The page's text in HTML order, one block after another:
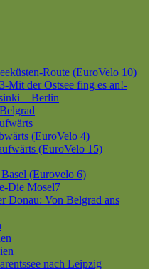
Route (EuroVelo 10)
Mit der Ostsee fing es an!-
– Berlin
(EuroVelo 4)
(EuroVelo 15)
(Eurovelo 6)
Die Mosel7
Donau: Von Belgrad ans
nach Leipzig